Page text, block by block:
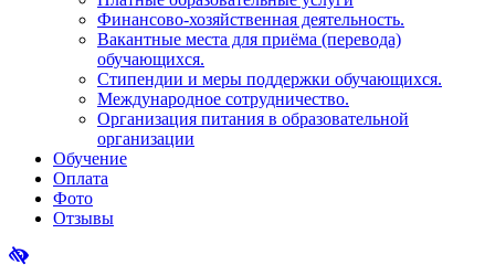
Финансово-хозяйственная деятельность.
Вакантные места для приёма (перевода)
обучающихся.
Стипендии и меры поддержки обучающихся.
Международное сотрудничество.
Организация питания в образовательной
организации
Обучение
Оплата
Фото
Отзывы